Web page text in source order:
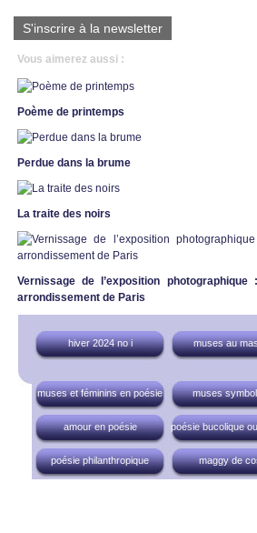
S'inscrire à la newsletter
Vous aimerez aussi :
Poème de printemps
Perdue dans la brume
La traite des noirs
Vernissage de l’exposition
arrondissement de Paris
hiver 2024 no i
muses au
muses et féminins en poésie
muses
amour en poésie poésie bucolique
poésie philanthropique maggy de